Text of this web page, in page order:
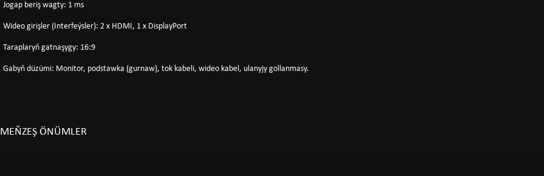
Jogap beriş wagty: 1 ms
Wideo girişler (Interfeýsler): 2 x HDMI, 1 x DisplayPort
Taraplaryň gatnaşygy: 16:9
Gabyň düzümi: Monitor, podstawka (gurnaw), tok kabeli, wideo kabel, ulanyjy gollanmasy.
MEŇZEŞ ÖNÜMLER